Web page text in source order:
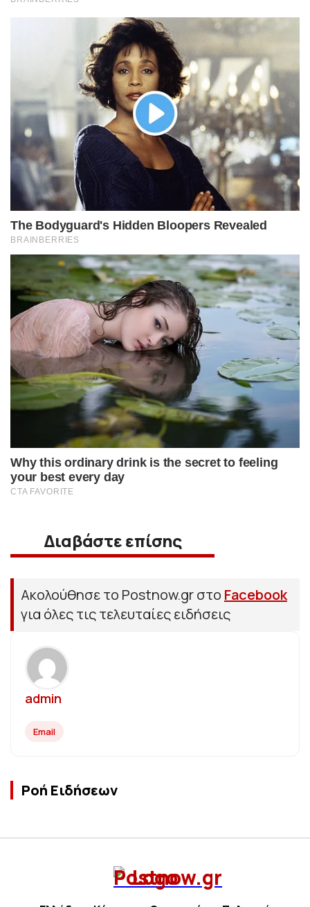
Διαβάστε επίσης
Ακολούθησε το Postnow.gr στο Facebook
για όλες τις τελευταίες ειδήσεις
admin
Email
Ροή Ειδήσεων